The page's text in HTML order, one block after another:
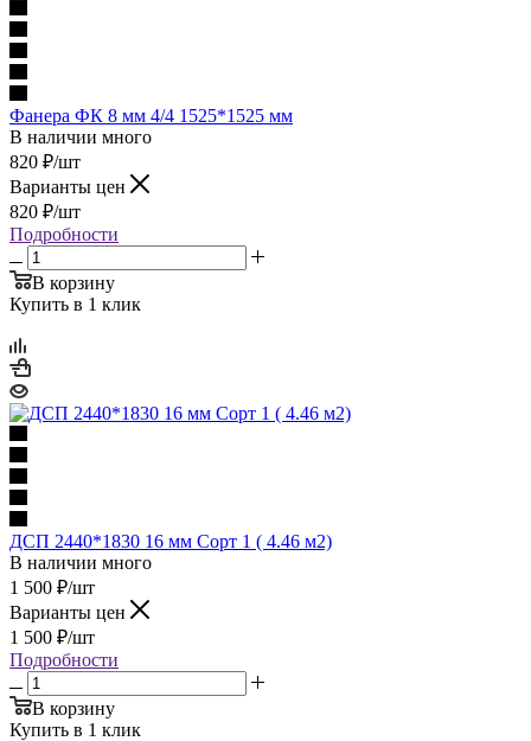
Фанера ФК 8 мм 4/4 1525*1525 мм
В наличии много
820 ₽/шт
Варианты цен
820 ₽/шт
Подробности
В корзину
Купить в 1 клик
ДСП 2440*1830 16 мм Сорт 1 ( 4.46 м2)
В наличии много
1 500 ₽/шт
Варианты цен
1 500 ₽/шт
Подробности
В корзину
Купить в 1 клик